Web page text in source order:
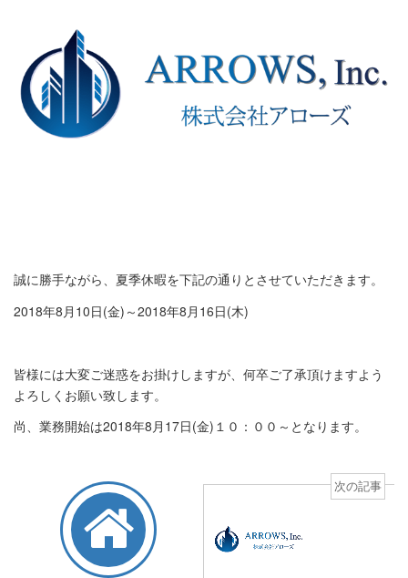
誠に勝手ながら、夏季休暇を下記の通りとさせていただきます。
2018年8月10日(金)～2018年8月16日(木)
皆様には大変ご迷惑をお掛けしますが、何卒ご了承頂けますよう
よろしくお願い致します。
尚、業務開始は2018年8月17日(金)１０：００～となります。
次の記事